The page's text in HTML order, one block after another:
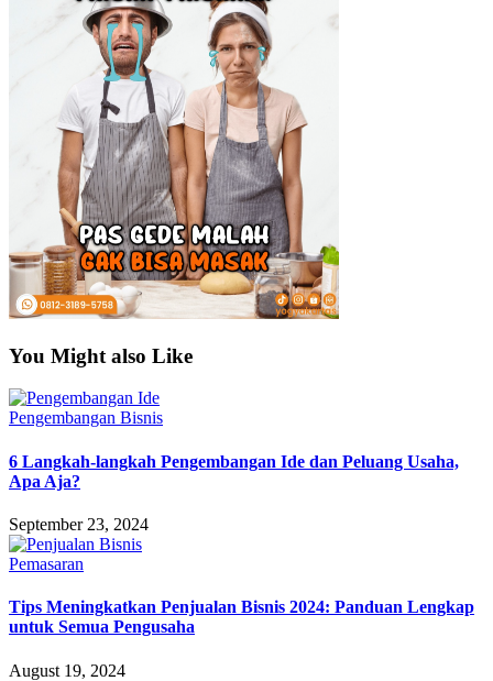
You Might also Like
Pengembangan Bisnis
6 Langkah-langkah Pengembangan Ide dan Peluang Usaha,
Apa Aja?
September 23, 2024
Pemasaran
Tips Meningkatkan Penjualan Bisnis 2024: Panduan Lengkap
untuk Semua Pengusaha
August 19, 2024